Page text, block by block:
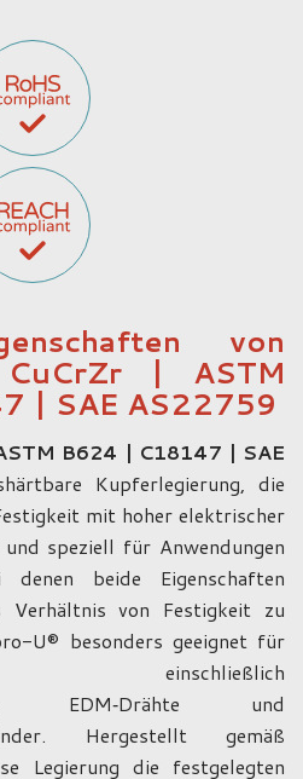
von
| ASTM
| SAE AS22759
B624 | C18147 | SAE
Kupferlegierung, die
mit hoher elektrischer
speziell für Anwendungen
beide Eigenschaften
Verhältnis von Festigkeit zu
U® besonders geeignet für
einschließlich
EDM‑Drähte und
Hergestellt gemäß
Legierung die festgelegten